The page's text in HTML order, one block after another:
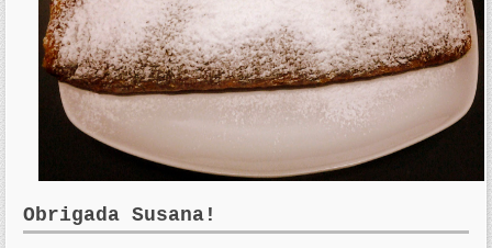
Obrigada Susana!